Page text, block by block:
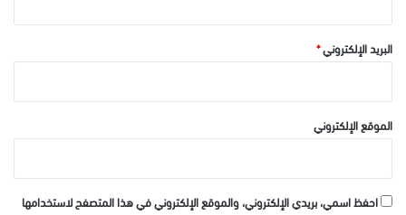
البريد الإلكتروني*
الموقع الإلكتروني
احفظ اسمي، بريدي الإلكتروني، والموقع الإلكتروني في هذا المتصفح لاستخدامها